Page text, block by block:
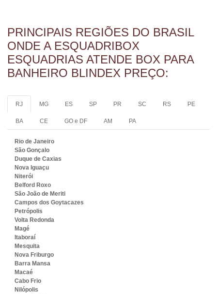
PRINCIPAIS REGIÕES DO BRASIL
ONDE A ESQUADRIBOX
ESQUADRIAS ATENDE BOX PARA
BANHEIRO BLINDEX PREÇO:
RJ MG ES SP PR SC RS PE
BA CE GO e DF AM PA
Rio de Janeiro
São Gonçalo
Duque de Caxias
Nova Iguaçu
Niterói
Belford Roxo
São João de Meriti
Campos dos Goytacazes
Petrópolis
Volta Redonda
Magé
Itaboraí
Mesquita
Nova Friburgo
Barra Mansa
Macaé
Cabo Frio
Nilópolis